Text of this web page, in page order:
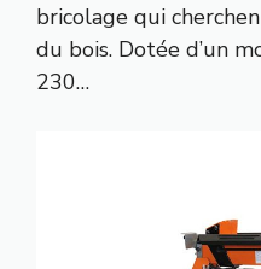
bricolage qui
du bois. Dotée d’un
230…